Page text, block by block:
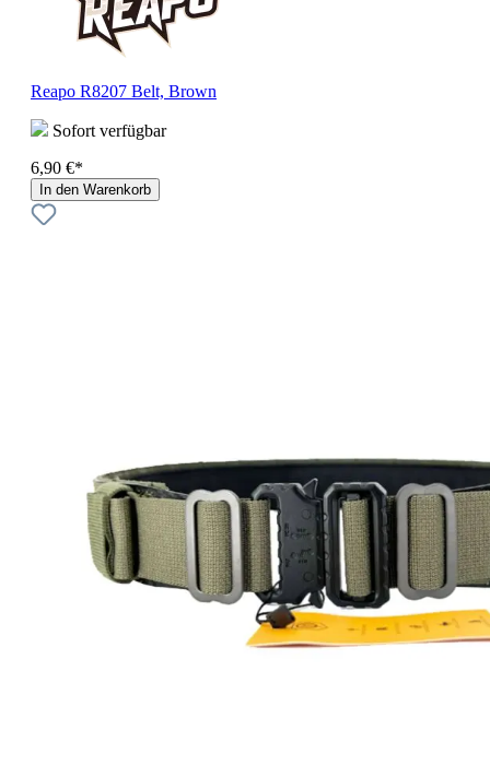
Reapo R8207 Belt, Brown
Sofort verfügbar
6,90 €*
In den Warenkorb